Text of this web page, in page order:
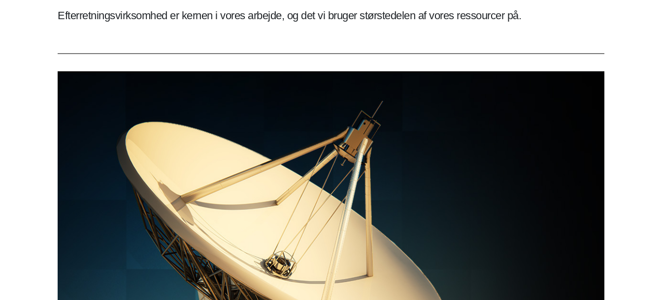
Efterretningsvirksomhed er kernen i vores arbejde, og det vi bruger størstedelen af vores ressourcer på.